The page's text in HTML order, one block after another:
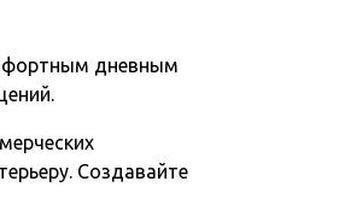
дневным
Создавайте